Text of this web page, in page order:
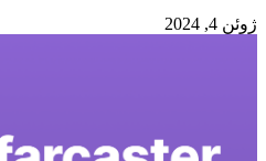
ژوئن 4, 2024